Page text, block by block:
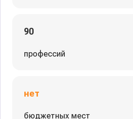
90
профессий
нет
бюджетных мест